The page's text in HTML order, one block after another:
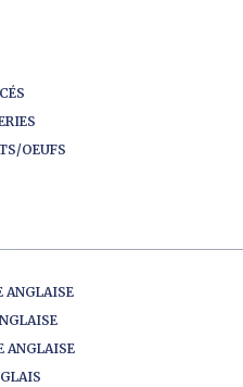
OEUFS
ANGLAISE
ANGLAISE